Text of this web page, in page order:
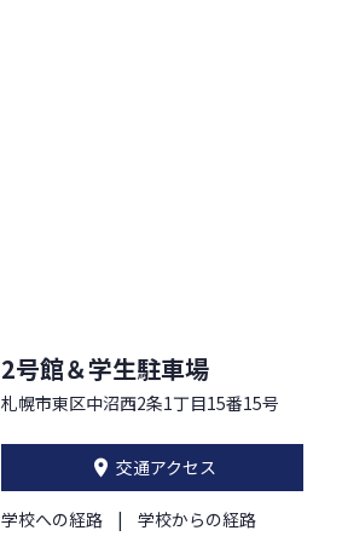
2号館＆学生駐車場
札幌市東区中沼西2条1丁目15番15号
交通アクセス
学校への経路 学校からの経路